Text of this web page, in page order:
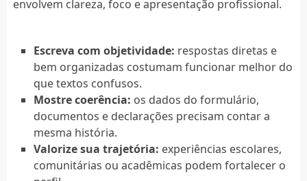
envolvem clareza, foco e apresentação profissional.
Escreva com objetividade: respostas diretas e
bem organizadas costumam funcionar melhor do
que textos confusos.
Mostre coerência: os dados do formulário,
documentos e declarações precisam contar a
mesma história.
Valorize sua trajetória: experiências escolares,
comunitárias ou acadêmicas podem fortalecer o